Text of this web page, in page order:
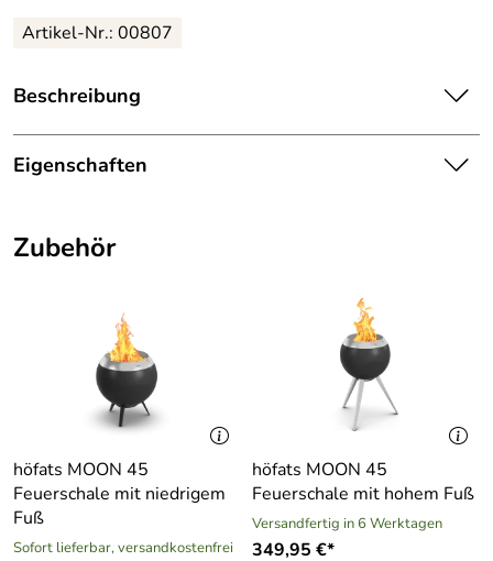
Artikel-Nr.: 00807
Beschreibung
höfats MOON 45 Deckel. Abdeckung nach Gebrauch zur
Vermeidung von Asche- und Funkenflug. Aus
Wasseransammlung. Vollständige Überdeckung der
MOON verhindert das Eindringen von Wasser. Kann über
die Abdeckhaube (Zubehör). Ist kompatibel mit MOON 45.
Hersteller: höfats GmbH, Albert Einstein Straße 6, 87437
Kempten, info@hofats.com
Eigenschaften
Gewicht:
Material:
aus gebürstetem Edelstahl
Zubehör
höfats MOON 45
Feuerschale mit niedrigem
Fuß
Sofort lieferbar, versandkostenfrei
höfats MOON 45
Feuerschale mit hohem Fuß
Versandfertig in 6 Werktagen
349,95 €*